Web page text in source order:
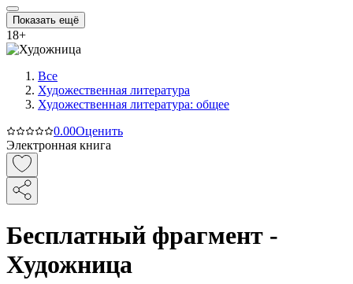
Показать ещё
18+
Все
Художественная литература
Художественная литература: общее
0.00Оценить
Электронная книга
Бесплатный фрагмент -
Художница